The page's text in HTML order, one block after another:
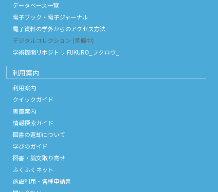
データベース一覧
電子ブック・電子ジャーナル
電子資料の学外からのアクセス方法
デジタルコレクション (準備中)
学術機関リポジトリ FUKURO_フクロウ_
利用案内
利用案内
クイックガイド
書庫案内
情報探索ガイド
図書の返却について
学びのガイド
図書・論文取り寄せ
ふくふくネット
施設利用・各種申請書